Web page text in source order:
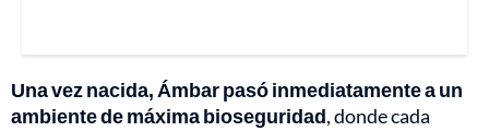
Una vez nacida, Ámbar pasó inmediatamente a un
ambiente de máxima bioseguridad, donde cada